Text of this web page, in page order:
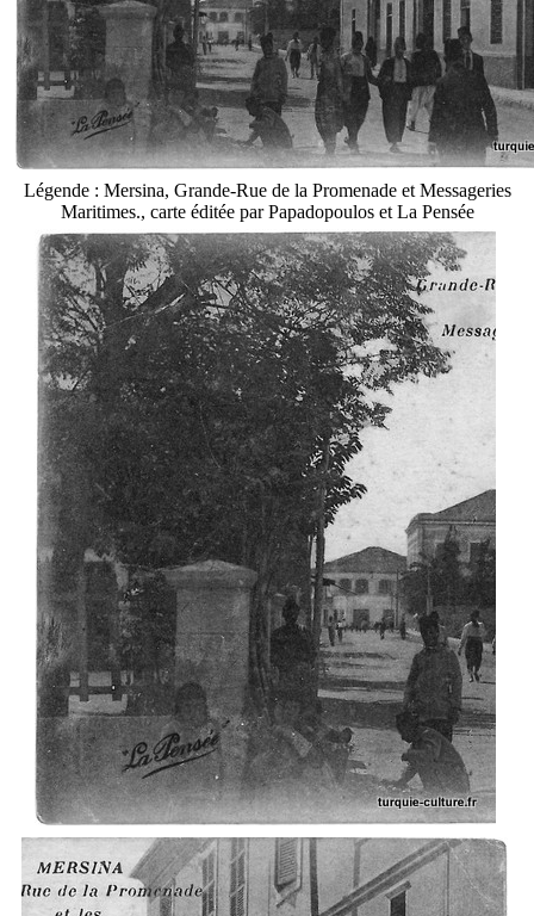
Légende : Mersina, Grande-Rue de la Promenade et Messageries
Maritimes., carte éditée par Papadopoulos et La Pensée